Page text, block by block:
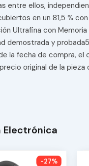
entre ellos,
en un 81,5 %
Ultrafina con
demostrada y
la fecha de compra,
original de la
Electrónica
-27%